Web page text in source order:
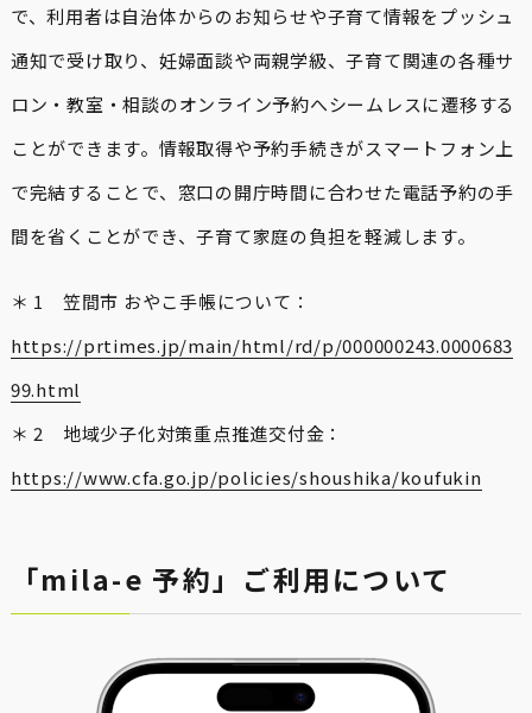
で、利用者は自治体からのお知らせや子育て情報をプッシュ
通知で受け取り、妊婦面談や両親学級、子育て関連の各種サ
ロン・教室・相談のオンライン予約へシームレスに遷移する
ことができます。情報取得や予約手続きがスマートフォン上
で完結することで、窓口の開庁時間に合わせた電話予約の手
間を省くことができ、子育て家庭の負担を軽減します。
＊ 1 笠間市 おやこ手帳について：
https://prtimes.jp/main/html/rd/p/000000243.0000683
99.html
＊ 2 地域少子化対策重点推進交付金：
https://www.cfa.go.jp/policies/shoushika/koufukin
「mila-e 予約」ご利用について